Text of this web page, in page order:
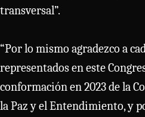
transversal”.
“Por lo mismo agradezco a
representados en este
conformación en 2023 de la
la Paz y el Entendimiento, y